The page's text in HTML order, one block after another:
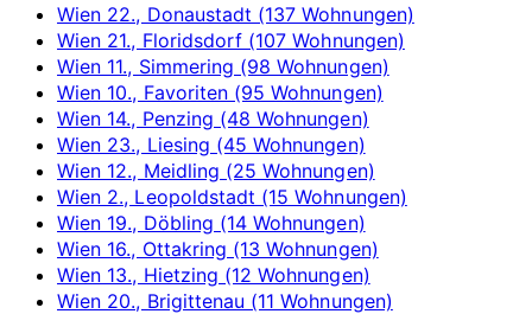
Wien 22., Donaustadt (137 Wohnungen)
Wien 21., Floridsdorf (107 Wohnungen)
Wien 11., Simmering (98 Wohnungen)
Wien 10., Favoriten (95 Wohnungen)
Wien 14., Penzing (48 Wohnungen)
Wien 23., Liesing (45 Wohnungen)
Wien 12., Meidling (25 Wohnungen)
Wien 2., Leopoldstadt (15 Wohnungen)
Wien 19., Döbling (14 Wohnungen)
Wien 16., Ottakring (13 Wohnungen)
Wien 13., Hietzing (12 Wohnungen)
Wien 20., Brigittenau (11 Wohnungen)